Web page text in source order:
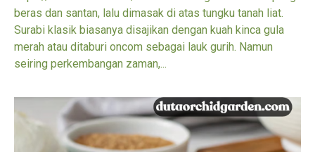
beras dan santan, lalu dimasak di atas tungku tanah liat.
Surabi klasik biasanya disajikan dengan kuah kinca gula
merah atau ditaburi oncom sebagai lauk gurih. Namun
seiring perkembangan zaman,...